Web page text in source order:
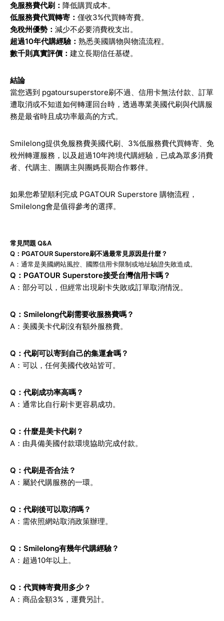
免服務費代刷： 降低購買成本。
低服務費代買轉寄： 僅收3%代買轉寄費。
免稅州優勢： 減少不必要消費稅支出。
超過10年代購經驗： 熟悉美國購物與物流流程。
數千則真實評價： 建立長期信任基礎。
結論
當您遇到 pgatoursuperstore刷不過、信用卡無法付款、訂單
遭取消或不知道如何轉運回台時，透過專業美國代刷與代購服
務是最省時且成功率最高的方式。
Smilelong提供免服務費美國代刷、3%低服務費代買轉寄、免
稅州轉運服務，以及超過10年跨境代購經驗，已成為眾多消費
者、代購主、團購主與團媽長期合作夥伴。
如果您希望順利完成 PGATOUR Superstore 購物流程，
Smilelong會是值得參考的選擇。
常見問題 Q&A
Q：PGATOUR Superstore刷不過最常見原因是什麼？
A：通常是美國網站風控、國際信用卡限制或地址驗證失敗造成。
Q：PGATOUR Superstore接受台灣信用卡嗎？
A：部分可以，但經常出現刷卡失敗或訂單取消情況。
Q：Smilelong代刷需要收服務費嗎？
A：美國美卡代刷沒有額外服務費。
Q：代刷可以寄到自己的集運倉嗎？
A：可以，任何美國代收站皆可。
Q：代刷成功率高嗎？
A：通常比自行刷卡更容易成功。
Q：什麼是美卡代刷？
A：由具備美國付款環境協助完成付款。
Q：代刷是否合法？
A：屬於代購服務的一環。
Q：代刷後可以取消嗎？
A：需依照網站取消政策辦理。
Q：Smilelong有幾年代購經驗？
A：超過10年以上。
Q：代買轉寄費用多少？
A：商品金額3%，運費另計。